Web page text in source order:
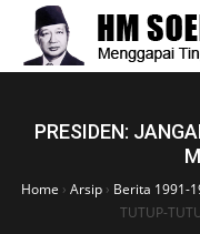
PRESIDEN:
Home › Arsip› Berita 1991-
TUTUP-